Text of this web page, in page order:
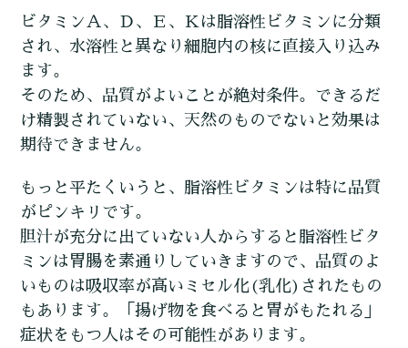
ビタミンＡ、Ｄ、Ｅ、Ｋは脂溶性ビタミンに分類
され、水溶性と異なり細胞内の核に直接入り込み
ます。
そのため、品質がよいことが絶対条件。できるだ
け精製されていない、天然のものでないと効果は
期待できません。
もっと平たくいうと、脂溶性ビタミンは特に品質
がピンキリです。
胆汁が充分に出ていない人からすると脂溶性ビタ
ミンは胃腸を素通りしていきますので、品質のよ
いものは吸収率が高いミセル化(乳化)されたもの
もあります。「揚げ物を食べると胃がもたれる」
症状をもつ人はその可能性があります。